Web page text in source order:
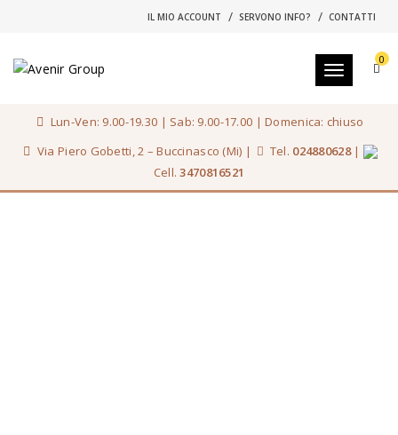
IL MIO ACCOUNT SERVONO INFO? CONTATTI
Toggle
0
Lun-Ven: 9.00-19.30 | Sab: 9.00-17.00 | Domenica: chiuso
Via Piero Gobetti, 2 – Buccinasco (Mi) |
Tel. 024880628|
Cell.3470816521